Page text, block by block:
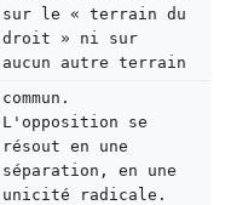
sur le « terrain du
droit » ni sur
aucun autre terrain
commun.
L'opposition se
résout en une
séparation, en une
unicité radicale.